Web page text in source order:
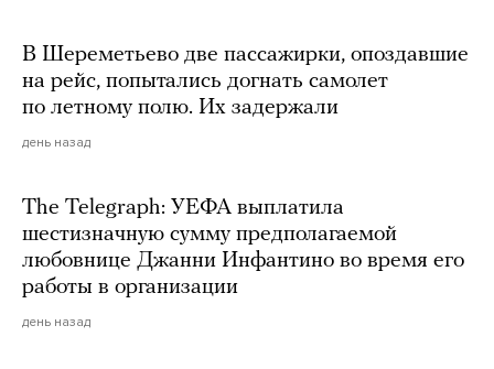
В Шереметьево две пассажирки, опоздавшие
на рейс, попытались догнать самолет
по летному полю. Их задержали
день назад
The Telegraph: УЕФА выплатила
шестизначную сумму предполагаемой
любовнице Джанни Инфантино во время его
работы в организации
день назад